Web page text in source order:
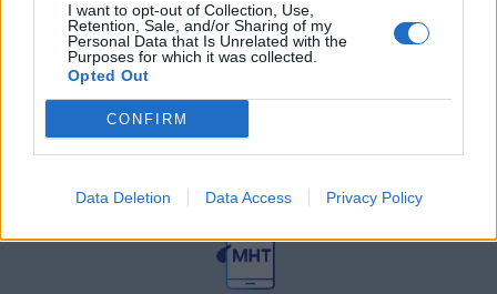
I want to opt-out of Collection, Use,
Retention, Sale, and/or Sharing of my
Personal Data that Is Unrelated with the
Purposes for which it was collected.
Opted Out
CONFIRM
Data Deletion Data Access Privacy Policy